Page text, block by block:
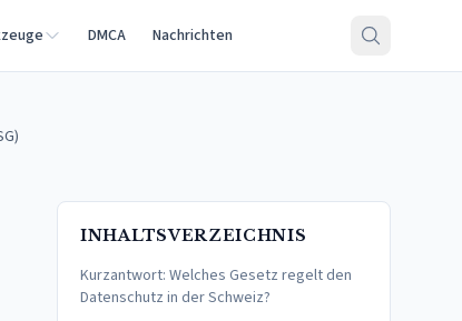
DMCA Nachrichten
INHALTSVERZEICHNIS
Kurzantwort: Welches Gesetz regelt den
Datenschutz in der Schweiz?